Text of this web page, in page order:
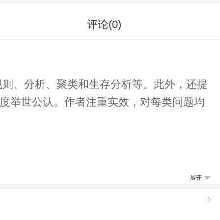
评论(0)
、分析、聚类和生存分析等。此外，还提
举世公认。作者注重实效，对每类问题均
展开